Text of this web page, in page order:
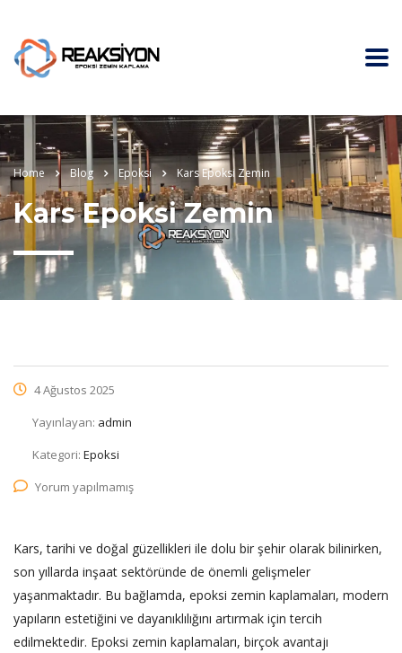
Home Blog Epoksi Kars Epoksi Zemin
Kars Epoksi Zemin
4 Ağustos 2025
Yayınlayan: admin
Kategori: Epoksi
Yorum yapılmamış
Kars, tarihi ve doğal güzellikleri ile dolu bir şehir olarak bilinirken,
son yıllarda inşaat sektöründe de önemli gelişmeler
yaşanmaktadır. Bu bağlamda, epoksi zemin kaplamaları, modern
yapıların estetiğini ve dayanıklılığını artırmak için tercih
edilmektedir. Epoksi zemin kaplamaları, birçok avantajı